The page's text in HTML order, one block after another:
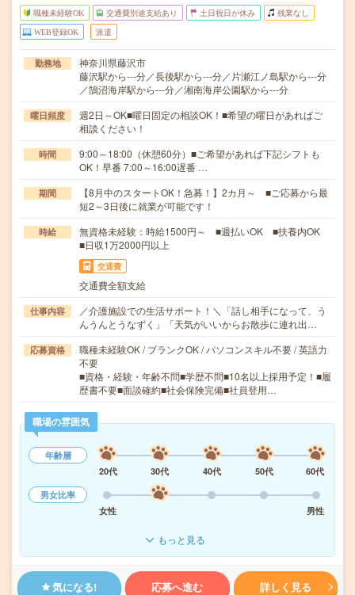
職種未経験OK 交通費別途支給あり 土日祝日が休み 残業なし
WEB登録OK 派遣
勤務地
神奈川県藤沢市
藤沢駅から---分／長後駅から---分／片瀬江ノ島駅から---分
／鵠沼海岸駅から---分／湘南海岸公園駅から---分
曜日頻度
週2日～OK■曜日固定の相談OK！■希望の曜日があればご
相談ください！
時間
9:00～18:00（休憩60分）■ご希望があれば下記シフトも
OK！早番 7:00～16:00遅番 …
期間
【8月中のスタートOK！急募！】2カ月～ ■ご応募から最
短2～3日後に就業が可能です！
時給
無資格未経験：時給1500円～ ■週払いOK ■扶養内OK
■日収1万2000円以上
交通費
交通費全額支給
仕事内容
／介護施設での生活サポート！＼「話し相手になって、う
んうんとうなずく」「天気がいいからお散歩に連れ出…
応募資格
職種未経験OK / ブランクOK / パソコンスキル不要 / 英語力
不要
■資格・経験・年齢不問■学歴不問■10名以上採用予定！■履
歴書不要■面談確約■社会保険完備■社員登用…
職場の雰囲気
年齢層
20代
30代 40代 50代
60代
男女比率
女性
男性
もっと見る
気になる! 応募へ進む 詳しく見る